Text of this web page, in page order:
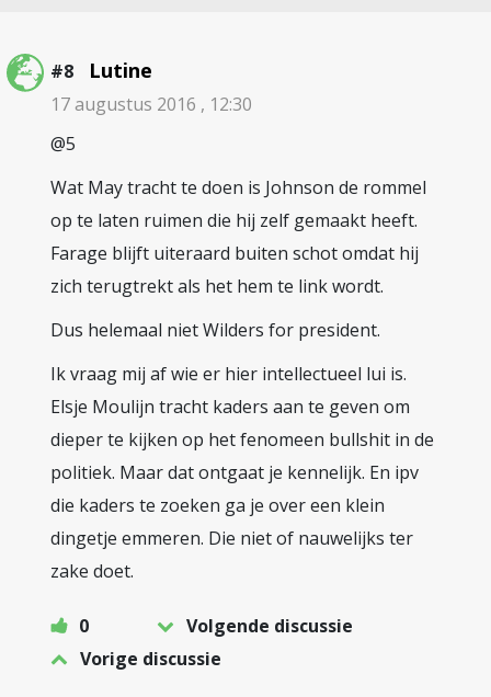
#8 Lutine
17 augustus 2016 , 12:30
@5
Wat May tracht te doen is Johnson de rommel
op te laten ruimen die hij zelf gemaakt heeft.
Farage blijft uiteraard buiten schot omdat hij
zich terugtrekt als het hem te link wordt.
Dus helemaal niet Wilders for president.
Ik vraag mij af wie er hier intellectueel lui is.
Elsje Moulijn tracht kaders aan te geven om
dieper te kijken op het fenomeen bullshit in de
politiek. Maar dat ontgaat je kennelijk. En ipv
die kaders te zoeken ga je over een klein
dingetje emmeren. Die niet of nauwelijks ter
zake doet.
0
Volgende discussie
Vorige discussie